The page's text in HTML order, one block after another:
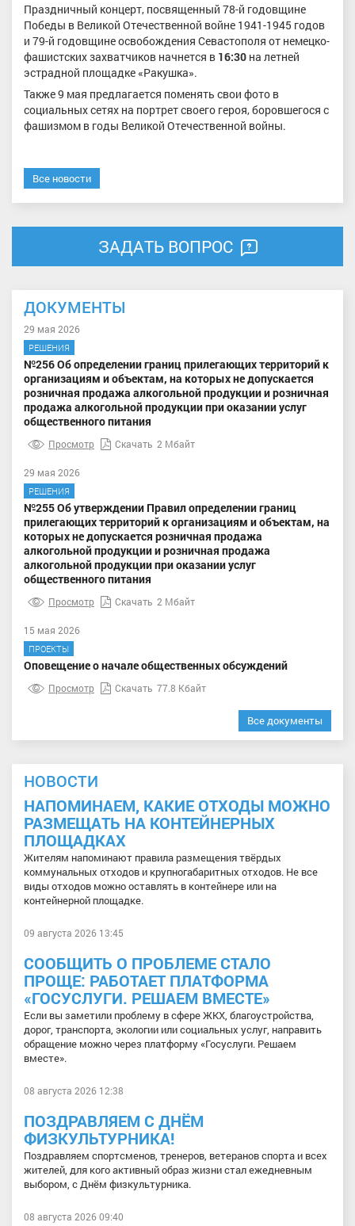
Праздничный концерт, посвященный 78-й годовщине
Победы в Великой Отечественной войне 1941-1945 годов
и 79-й годовщине освобождения Севастополя от немецко-
фашистских захватчиков начнется в 16:30 на летней
эстрадной площадке «Ракушка».
Также 9 мая предлагается поменять свои фото в
социальных сетях на портрет своего героя, боровшегося с
фашизмом в годы Великой Отечественной войны.
Все новости
ЗАДАТЬ ВОПРОС
ДОКУМЕНТЫ
29 мая 2026
РЕШЕНИЯ
№256 Об определении границ прилегающих территорий к
организациям и объектам, на которых не допускается
розничная продажа алкогольной продукции и розничная
продажа алкогольной продукции при оказании услуг
общественного питания
Просмотр Скачать 2 Мбайт
29 мая 2026
РЕШЕНИЯ
№255 Об утверждении Правил определении границ
прилегающих территорий к организациям и объектам, на
которых не допускается розничная продажа
алкогольной продукции и розничная продажа
алкогольной продукции при оказании услуг
общественного питания
Просмотр Скачать 2 Мбайт
15 мая 2026
ПРОЕКТЫ
Оповещение о начале общественных обсуждений
Просмотр Скачать 77.8 Кбайт
Все документы
НОВОСТИ
НАПОМИНАЕМ, КАКИЕ ОТХОДЫ МОЖНО
РАЗМЕЩАТЬ НА КОНТЕЙНЕРНЫХ
ПЛОЩАДКАХ
Жителям напоминают правила размещения твёрдых
коммунальных отходов и крупногабаритных отходов. Не все
виды отходов можно оставлять в контейнере или на
контейнерной площадке.
09 августа 2026 13:45
СООБЩИТЬ О ПРОБЛЕМЕ СТАЛО
ПРОЩЕ: РАБОТАЕТ ПЛАТФОРМА
«ГОСУСЛУГИ. РЕШАЕМ ВМЕСТЕ»
Если вы заметили проблему в сфере ЖКХ, благоустройства,
дорог, транспорта, экологии или социальных услуг, направить
обращение можно через платформу «Госуслуги. Решаем
вместе».
08 августа 2026 12:38
ПОЗДРАВЛЯЕМ С ДНЁМ
ФИЗКУЛЬТУРНИКА!
Поздравляем спортсменов, тренеров, ветеранов спорта и всех
жителей, для кого активный образ жизни стал ежедневным
выбором, с Днём физкультурника.
08 августа 2026 09:40